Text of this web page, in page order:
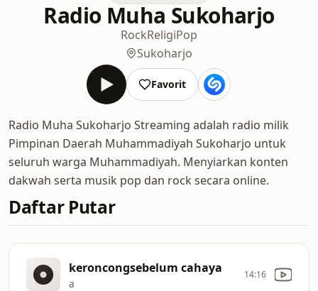
Radio Muha Sukoharjo
RockReligiPop
Sukoharjo
Favorit
Radio Muha Sukoharjo Streaming adalah radio milik
Pimpinan Daerah Muhammadiyah Sukoharjo untuk
seluruh warga Muhammadiyah. Menyiarkan konten
dakwah serta musik pop dan rock secara online.
Daftar Putar
keroncongsebelum cahaya
a
14:16